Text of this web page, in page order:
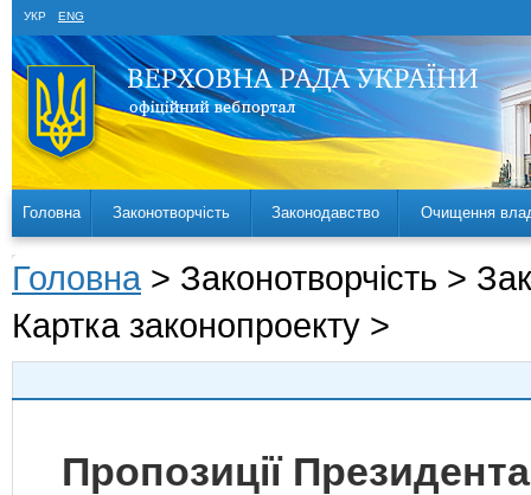
УКР ENG
Головна Законотворчість Законодавство Очищення
Головна > Законотворчість >
Картка законопроекту >
Пропозиції